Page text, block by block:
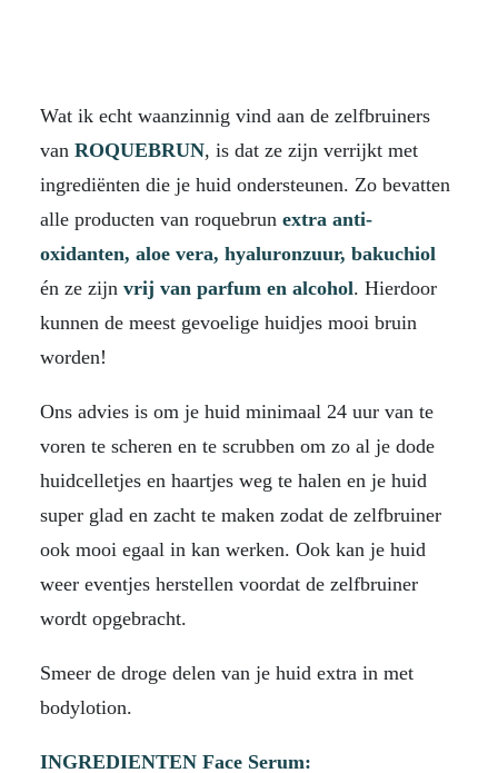
Wat ik echt waanzinnig vind aan de zelfbruiners
van ROQUEBRUN, is dat ze zijn verrijkt met
ingrediënten die je huid ondersteunen. Zo bevatten
alle producten van roquebrun extra anti-
oxidanten, aloe vera, hyaluronzuur, bakuchiol
én ze zijn vrij van parfum en alcohol. Hierdoor
kunnen de meest gevoelige huidjes mooi bruin
worden!
Ons advies is om je huid minimaal 24 uur van te
voren te scheren en te scrubben om zo al je dode
huidcelletjes en haartjes weg te halen en je huid
super glad en zacht te maken zodat de zelfbruiner
ook mooi egaal in kan werken. Ook kan je huid
weer eventjes herstellen voordat de zelfbruiner
wordt opgebracht.
Smeer de droge delen van je huid extra in met
bodylotion.
INGREDIENTEN Face Serum: